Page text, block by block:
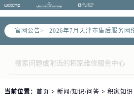
官网公告>
2026年7月天津市售后服务网
2026年7月天津市官方售后客
2026年7月售后服务中心最新
当前位置： 首页 > 新闻/知识/问答 > 积家知识